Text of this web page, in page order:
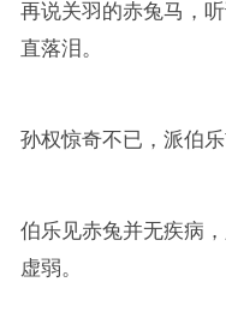
再说关羽的赤兔马，
直落泪。
孙权惊奇不已，派伯乐
伯乐见赤兔并无疾病
虚弱。